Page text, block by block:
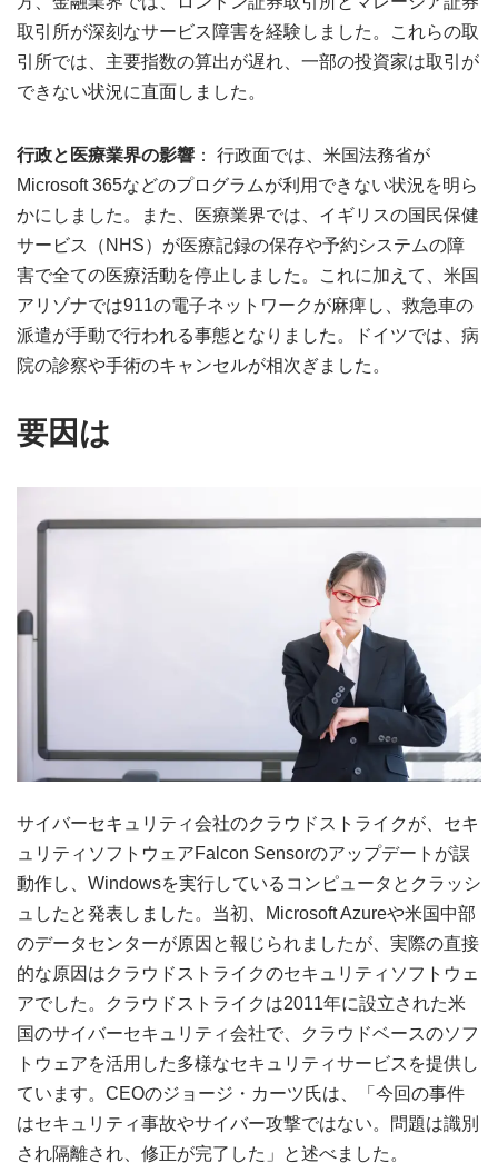
取引所が深刻なサービス障害を経験しました。これらの取
引所では、主要指数の算出が遅れ、一部の投資家は取引が
できない状況に直面しました。
行政と医療業界の影響 ： 行政面では、米国法務省が
Microsoft 365などのプログラムが利用できない状況を明ら
かにしました。また、医療業界では、イギリスの国民保健
サービス（NHS）が医療記録の保存や予約システムの障
害で全ての医療活動を停止しました。これに加えて、米国
アリゾナでは911の電子ネットワークが麻痺し、救急車の
派遣が手動で行われる事態となりました。ドイツでは、病
院の診察や手術のキャンセルが相次ぎました。
要因は
サイバーセキュリティ会社のクラウドストライクが、セキ
ュリティソフトウェアFalcon Sensorのアップデートが誤
動作し、Windowsを実行しているコンピュータとクラッシ
ュしたと発表しました。当初、Microsoft Azureや米国中部
のデータセンターが原因と報じられましたが、実際の直接
的な原因はクラウドストライクのセキュリティソフトウェ
アでした。クラウドストライクは2011年に設立された米
国のサイバーセキュリティ会社で、クラウドベースのソフ
トウェアを活用した多様なセキュリティサービスを提供し
ています。CEOのジョージ・カーツ氏は、「今回の事件
はセキュリティ事故やサイバー攻撃ではない。問題は識別
され隔離され、修正が完了した」と述べました。